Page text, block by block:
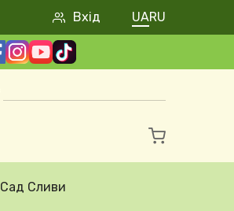
User account
Вхід UARU
Сливи